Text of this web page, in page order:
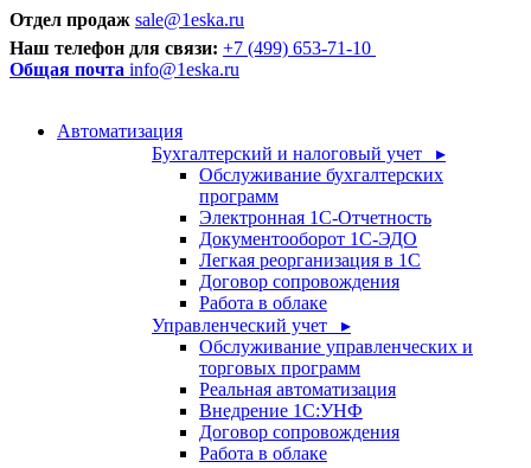
Отдел продаж sale@1eska.ru
Наш телефон для связи: +7 (499) 653-71-10
Общая почта info@1eska.ru
Автоматизация
Бухгалтерский и налоговый учет ▸
Обслуживание бухгалтерских
программ
Электронная 1С-Отчетность
Документооборот 1С-ЭДО
Легкая реорганизация в 1С
Договор сопровождения
Работа в облаке
Управленческий учет ▸
Обслуживание управленческих и
торговых программ
Реальная автоматизация
Внедрение 1С:УНФ
Договор сопровождения
Работа в облаке